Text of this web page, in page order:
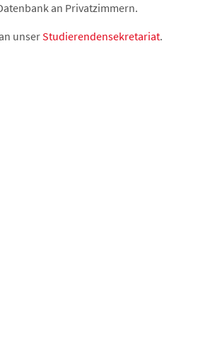
an Privatzimmern.
unserStudierendensekretariat.